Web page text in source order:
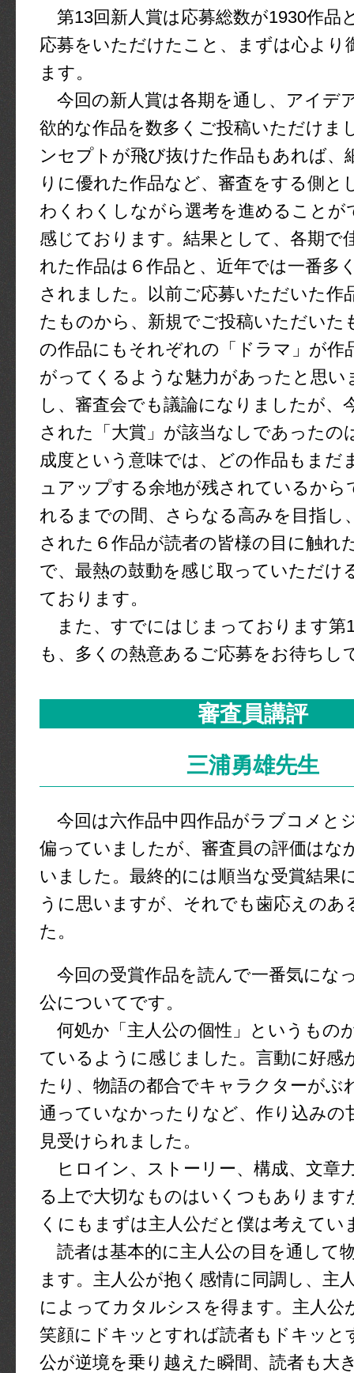
第13回新人賞は応募総数が1930作品
応募をいただけたこと、まずは心より
ます。
今回の新人賞は各期を通し、アイデ
欲的な作品を数多くご投稿いただけま
ンセプトが飛び抜けた作品もあれば、
りに優れた作品など、審査をする側と
わくわくしながら選考を進めることが
感じております。結果として、各期で
れた作品は６作品と、近年では一番多
されました。以前ご応募いただいた作
たものから、新規でご投稿いただいた
の作品にもそれぞれの「ドラマ」が作
がってくるような魅力があったと思い
し、審査会でも議論になりましたが、
された「大賞」が該当なしであったの
成度という意味では、どの作品もまだ
ュアップする余地が残されているから
れるまでの間、さらなる高みを目指し
された６作品が読者の皆様の目に触れ
で、最熱の鼓動を感じ取っていただけ
ております。
また、すでにはじまっております第
も、多くの熱意あるご応募をお待ちし
審査員講評
三浦勇雄先生
今回は六作品中四作品がラブコメと
偏っていましたが、審査員の評価はな
いました。最終的には順当な受賞結果
うに思いますが、それでも歯応えのあ
た。
今回の受賞作品を読んで一番気にな
公についてです。
何処か「主人公の個性」というもの
ているように感じました。言動に好感
たり、物語の都合でキャラクターがぶ
通っていなかったりなど、作り込みの
見受けられました。
ヒロイン、ストーリー、構成、文
る上で大切なものはいくつもあります
くにもまずは主人公だと僕は考えてい
読者は基本的に主人公の目を通して
ます。主人公が抱く感情に同調し、主
によってカタルシスを得ます。主人公
笑顔にドキッとすれば読者もドキッと
公が逆境を乗り越えた瞬間、読者も大